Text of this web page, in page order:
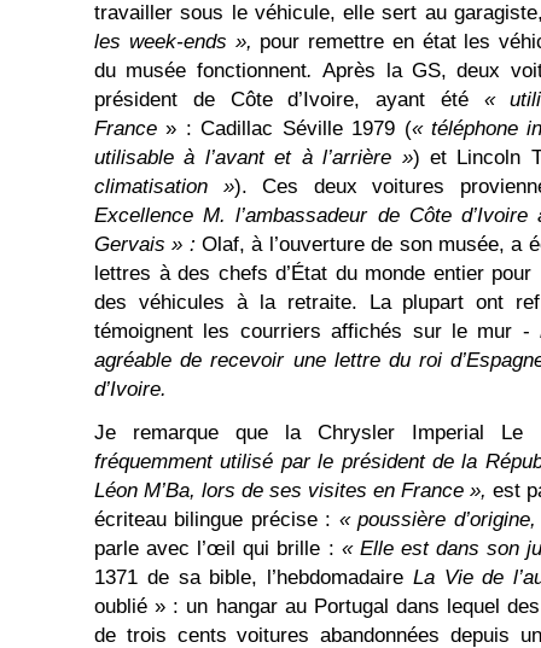
travailler sous le véhicule, elle sert au
les week-ends », pour remettre en état les
du musée fonctionnent.Après la GS, deux
président de Côte d’Ivoire, ayant été «
France » : Cadillac Séville 1979 (« téléphone
utilisable à l’avant et à l’arrière ») et Lincoln
climatisation »). Ces deux voitures
Excellence M. l’ambassadeur de Côte
Gervais » : Olaf, à l’ouverture de son musée, a
lettres à des chefs d’État du monde entier
des véhicules à la retraite. La plupart ont
témoignent les courriers affichés sur le mur -
agréable de recevoir une lettre du roi
d’Ivoire.
Je remarque que la Chrysler Imperial
fréquemment utilisé par le président de la
Léon M’Ba, lors de ses visites en France », est
écriteau bilingue précise : « poussière
parle avec l’œil qui brille : « Elle est dans son
1371 de sa bible, l’hebdomadaire La Vie de
oublié » : un hangar au Portugal dans lequel
de trois cents voitures abandonnées depuis